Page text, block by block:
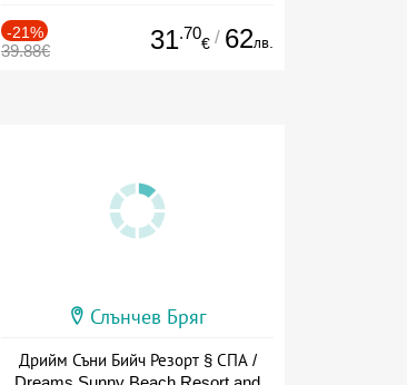
-21%
39.88€ 31.70
€ / 62лв.
Слънчев Бряг
Дрийм Съни Бийч Резорт § СПА /